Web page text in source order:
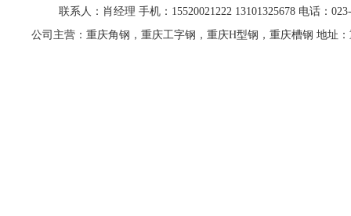
联系人：肖经理 手机：15520021222 13101325678 电话：
公司主营：重庆角钢，重庆工字钢，重庆H型钢，重庆槽钢 地址